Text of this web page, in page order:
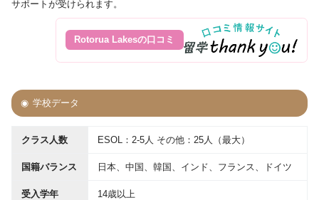
サポートが受けられます。
Rotorua Lakesの口コミ
学校データ
クラス人数 ESOL：2-5人 その他：25人（最大）
国籍バランス 日本、中国、韓国、インド、フランス、ドイツ
受入学年 14歳以上